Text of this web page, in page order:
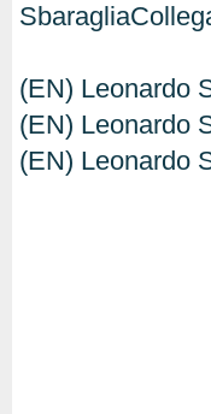
(EN) Leonardo
(EN) Leonardo
(EN) Leonardo